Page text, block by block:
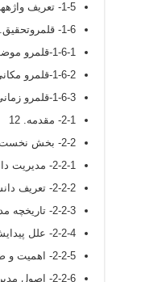
1-5- تعریف واژهها و اصطلاحات: 9
1-6- قلمروتحقیق.. 10
1-6-1-قلمرو موضوعی تحقیق.. 10
1-6-2-قلمرو مکانی تحقیق.. 10
1-6-3-قلمرو زمانی تحقیق.. 10
2-1- مقدمه. 12
2-2- بخش نخست؛ مفاهيم، تعاريف كلي و اصطلاحات مديريت دانش…. 13
2-2-1- مدیریت دانش…. 13
2-2-2- تعریف دانش…. 15
2-2-3- تاریخچه مدیریت دانش…. 18
2-2-4- علل پیدایش مدیریت دانش…. 19
2-2-5- اهمیت و ضرورت مدیریت دانش…. 20
2-2-6- اصول مدیریت دانش…. 21